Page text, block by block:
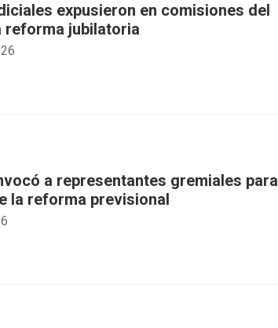
expusieron en comisiones del
reforma jubilatoria
a representantes gremiales para
la reforma previsional